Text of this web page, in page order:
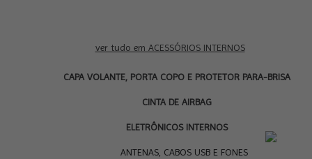
ver tudo em ACESSÓRIOS INTERNOS
CAPA VOLANTE, PORTA COPO E PROTETOR PARA-BRISA
CINTA DE AIRBAG
ELETRÔNICOS INTERNOS
ANTENAS, CABOS USB E FONES